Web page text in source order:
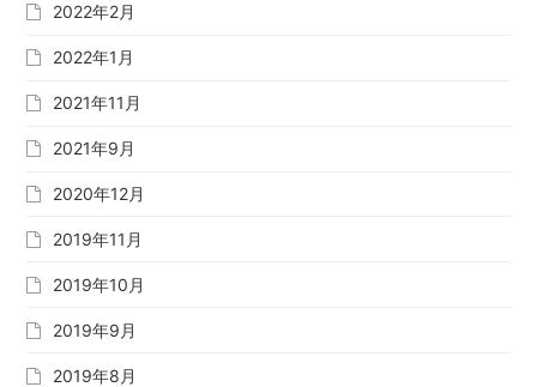
2022年2月
2022年1月
2021年11月
2021年9月
2020年12月
2019年11月
2019年10月
2019年9月
2019年8月